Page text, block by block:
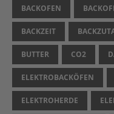
BACKOFEN
BACKZEIT
BUTTER CO2
ELEKTROBACKÖFEN
ELEKTROHERDE